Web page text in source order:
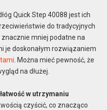
Quick Step 40088 jest ich
do tradycyjnych
mniej podatne na
je doskonałym rozwiązaniem
. Można mieć pewność, że
na dłużej.
łatwość w utrzymaniu
czyścić, co znacząco